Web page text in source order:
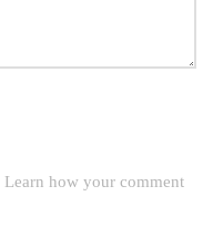
Learn how your comment